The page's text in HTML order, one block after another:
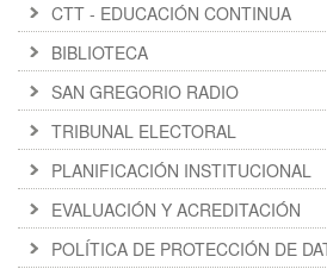
CTT - EDUCACIÓN CONTINUA
BIBLIOTECA
SAN GREGORIO RADIO
TRIBUNAL ELECTORAL
PLANIFICACIÓN INSTITUCIONAL
EVALUACIÓN Y ACREDITACIÓN
POLÍTICA DE PROTECCIÓN DE